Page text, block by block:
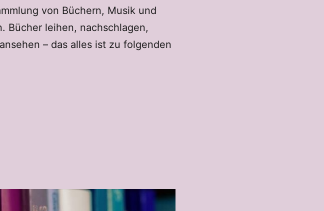
von Büchern, Musik und
Bücher leihen, nachschlagen,
– das alles ist zu folgenden